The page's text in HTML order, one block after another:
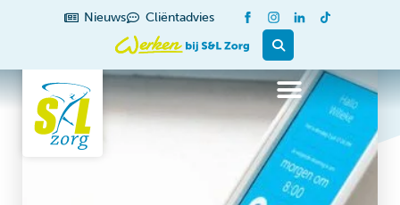
Nieuws Cliëntadvies